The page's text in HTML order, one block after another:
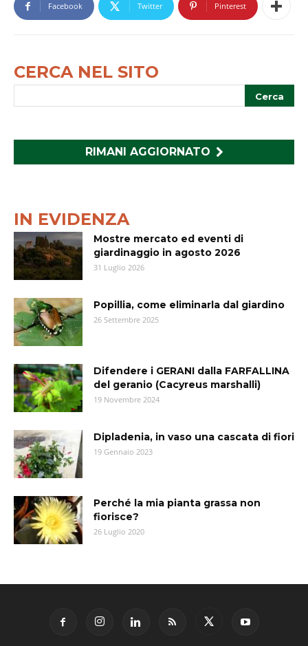
Facebook Twitter Pinterest
CERCA NEL SITO
RIMANI AGGIORNATO
IN EVIDENZA
Mostre mercato ed eventi di
giardinaggio in agosto 2026
31 Luglio 2026
Popillia, come eliminarla dal giardino
26 Settembre 2025
Difendere i GERANI dalla FARFALLINA
del geranio (Cacyreus marshalli)
19 Novembre 2024
Dipladenia, in vaso una cascata di fiori
19 Gennaio 2023
Perché la mia pianta grassa non
fiorisce?
26 Luglio 2020